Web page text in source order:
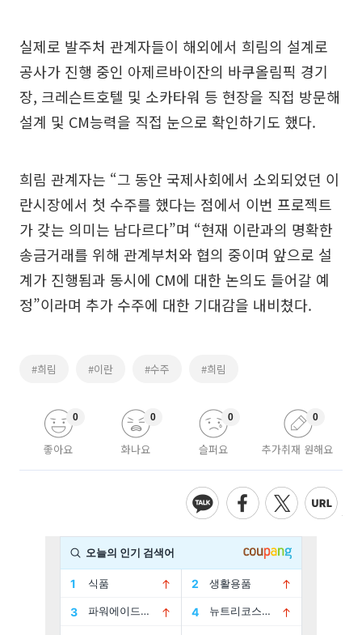
실제로 발주처 관계자들이 해외에서 희림의 설계로
공사가 진행 중인 아제르바이잔의 바쿠올림픽 경기
장, 크레슨트호텔 및 소카타워 등 현장을 직접 방문해
설계 및 CM능력을 직접 눈으로 확인하기도 했다.
희림 관계자는 “그 동안 국제사회에서 소외되었던 이
란시장에서 첫 수주를 했다는 점에서 이번 프로젝트
가 갖는 의미는 남다르다”며 “현재 이란과의 명확한
송금거래를 위해 관계부처와 협의 중이며 앞으로 설
계가 진행됨과 동시에 CM에 대한 논의도 들어갈 예
정”이라며 추가 수주에 대한 기대감을 내비쳤다.
#희림 #이란 #수주 #희림
좋아요
0
화나요
0
슬퍼요
0
추가취재 원해요
0